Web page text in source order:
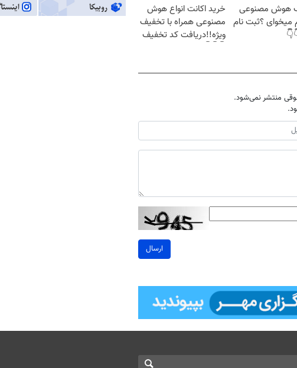
هوش مصنوعی
میخوای ؟ثبت نام
خرید اکانت انواع هوش
مصنوعی همراه با تخفیف
ویژه!!دریافت کد تخفیف
منتشر نمی‌شود.
ارسال